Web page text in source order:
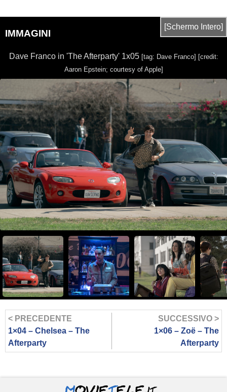
IMMAGINI
[Schermo Intero]
Dave Franco in 'The Afterparty' 1x05 [tag: Dave Franco] [credit:
Aaron Epstein; courtesy of Apple]
< PRECEDENTE
1×04 – Chelsea – The
Afterparty
SUCCESSIVO >
1×06 – Zoë – The
Afterparty